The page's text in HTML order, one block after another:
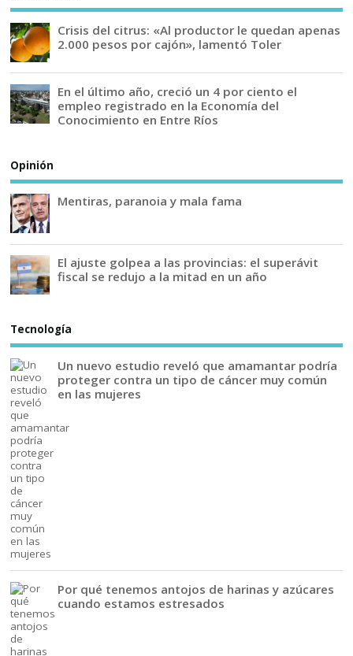
Crisis del citrus: «Al productor le quedan apenas
2.000 pesos por cajón», lamentó Toler
En el último año, creció un 4 por ciento el
empleo registrado en la Economía del
Conocimiento en Entre Ríos
Opinión
Mentiras, paranoia y mala fama
El ajuste golpea a las provincias: el superávit
fiscal se redujo a la mitad en un año
Tecnología
Un nuevo estudio reveló que amamantar podría
proteger contra un tipo de cáncer muy común
en las mujeres
Por qué tenemos antojos de harinas y azúcares
cuando estamos estresados